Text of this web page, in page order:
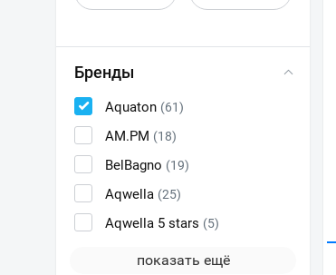
Бренды
Aquaton (61)
AM.PM (18)
BelBagno (19)
Aqwella (25)
Aqwella 5 stars (5)
показать ещё